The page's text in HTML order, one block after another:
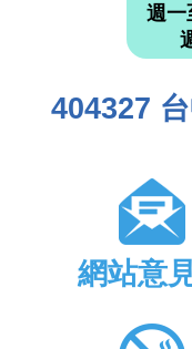
週一
404327
網站意